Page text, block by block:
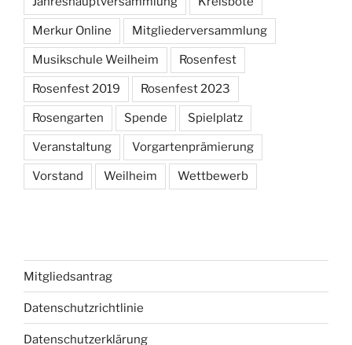
Merkur Online Mitgliederversammlung
Musikschule Weilheim Rosenfest
Rosenfest 2019 Rosenfest 2023
Rosengarten Spende Spielplatz
Veranstaltung Vorgartenprämierung
Vorstand Weilheim Wettbewerb
Mitgliedsantrag
Datenschutzrichtlinie
Datenschutzerklärung